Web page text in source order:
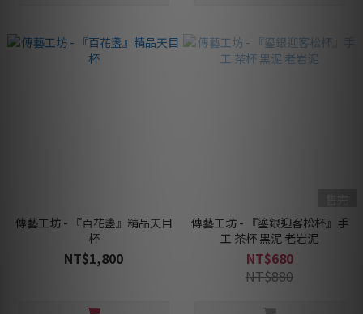
傳藝工坊 - 『百花盞』精品天目
杯
NT$1,800
傳藝工坊 - 『鎏銀迎客松杯』手
工 茶杯 黑泥 老岩泥
NT$680
NT$880